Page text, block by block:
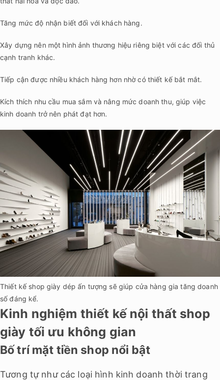
Tăng mức độ nhận biết đối với khách hàng.
Xây dựng nên một hình ảnh thương hiệu riêng biệt với các đối thủ
cạnh tranh khác.
Tiếp cận được nhiều khách hàng hơn nhờ có thiết kế bắt mắt.
Kích thích nhu cầu mua sắm và nâng mức doanh thu, giúp việc
kinh doanh trở nên phát đạt hơn.
Thiết kế shop giày dép ấn tượng sẽ giúp cửa hàng gia tăng doanh
số đáng kể.
Kinh nghiệm thiết kế nội thất shop
giày tối ưu không gian
Bố trí mặt tiền shop nổi bật
Tương tự như các loại hình kinh doanh thời trang